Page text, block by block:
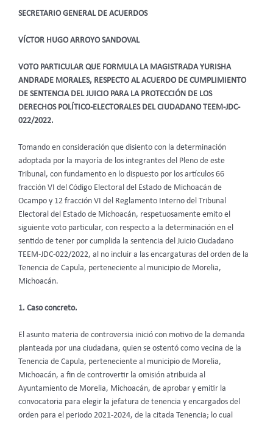
SECRETARIO GENERAL DE ACUERDOS
VÍCTOR HUGO ARROYO SANDOVAL
VOTO PARTICULAR QUE FORMULA LA MAGISTRADA YURISHA
ANDRADE MORALES, RESPECTO AL ACUERDO DE CUMPLIMIENTO
DE SENTENCIA DEL JUICIO PARA LA PROTECCIÓN DE LOS
DERECHOS POLÍTICO-ELECTORALES DEL CIUDADANO TEEM-JDC-
022/2022.
Tomando en consideración que disiento con la determinación
adoptada por la mayoría de los integrantes del Pleno de este
Tribunal, con fundamento en lo dispuesto por los artículos 66
fracción VI del Código Electoral del Estado de Michoacán de
Ocampo y 12 fracción VI del Reglamento Interno del Tribunal
Electoral del Estado de Michoacán, respetuosamente emito el
siguiente voto particular, con respecto a la determinación en el
sentido de tener por cumplida la sentencia del Juicio Ciudadano
TEEM-JDC-022/2022, al no incluir a las encargaturas del orden de la
Tenencia de Capula, perteneciente al municipio de Morelia,
Michoacán.
1. Caso concreto.
El asunto materia de controversia inició con motivo de la demanda
planteada por una ciudadana, quien se ostentó como vecina de la
Tenencia de Capula, perteneciente al municipio de Morelia,
Michoacán, a fin de controvertir la omisión atribuida al
Ayuntamiento de Morelia, Michoacán, de aprobar y emitir la
convocatoria para elegir la jefatura de tenencia y encargados del
orden para el periodo 2021-2024, de la citada Tenencia; lo cual